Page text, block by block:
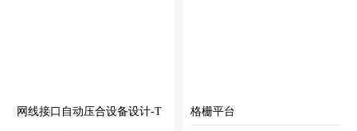
网线接口自动压合设备设计-T 格栅平台